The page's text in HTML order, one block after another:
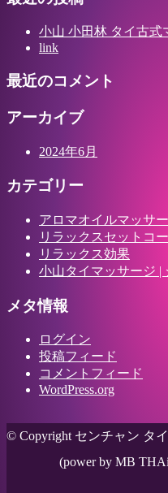
小山 小田林 タイ古式
link
最近のコメント
アーカイブ
2024年6月
カテゴリー
アロマオイルマッサ
リラックスセットコ
リラックス効果
小山タイマッサージ |
メタ情報
ログイン
投稿フィード
コメントフィード
WordPress.org
© Copyright センチャン タ
(power by MB